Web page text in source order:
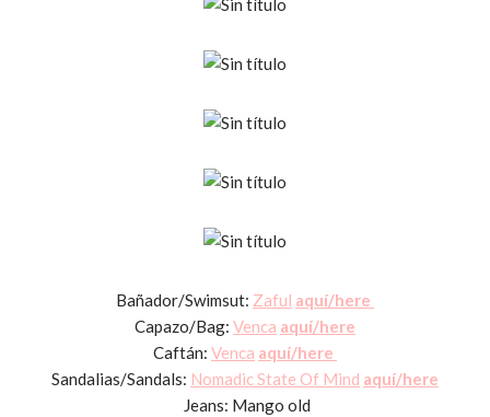
Bañador/Swimsut: Zaful aquí/here
Capazo/Bag: Venca aquí/here
Caftán: Venca aquí/here
Sandalias/Sandals: Nomadic State Of Mind aquí/here
Jeans: Mango old